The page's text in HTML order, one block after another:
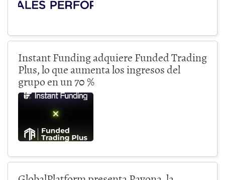
Instant Funding adquiere Funded Trading
Plus, lo que aumenta los ingresos del
grupo en un 70 %